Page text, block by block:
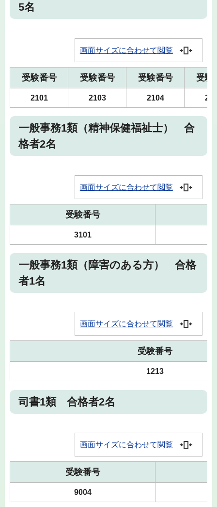
5名
画面サイズに合わせて閲覧
受験番号 受験番号 受験番号 受験
2101 2103 2104
一般事務1類（精神保健福祉士） 合
格者2名
画面サイズに合わせて閲覧
受験番号
3101
一般事務1類（障害のある方） 合格
者1名
画面サイズに合わせて閲覧
受験番号
1213
司書1類 合格者2名
画面サイズに合わせて閲覧
受験番号
9004